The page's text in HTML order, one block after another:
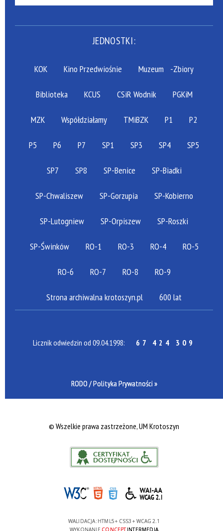
JEDNOSTKI:
KOK Kino Przedwiośnie Muzeum -Zbiory
Biblioteka KCUS CSiR Wodnik PGKiM
MZK Współdziałamy TMiBZK P1 P2
P5 P6 P7 SP1 SP3 SP4 SP5
SP7 SP8 SP-Benice SP-Biadki
SP-Chwaliszew SP-Gorzupia SP-Kobierno
SP-Lutogniew SP-Orpiszew SP-Roszki
SP-Świnków RO-1 RO-3 RO-4 RO-5
RO-6 RO-7 RO-8 RO-9
Strona archiwalna krotoszyn.pl 600 lat
Licznik odwiedzin od 09.04.1998: 67 424 309
RODO / Polityka Prywatności »
© Wszelkie prawa zastrzeżone, UM Krotoszyn
WALIDACJA: HTML5+ CSS3 + WCAG 2.1
WYKONANIE CONCEPTINTERMEDIA